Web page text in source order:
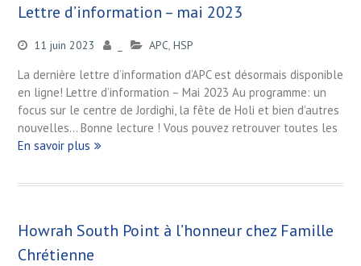
Lettre d’information – mai 2023
11 juin 2023 APC, HSP
La dernière lettre d’information d’APC est désormais disponible
en ligne! Lettre d’information – Mai 2023 Au programme: un
focus sur le centre de Jordighi, la fête de Holi et bien d’autres
nouvelles… Bonne lecture ! Vous pouvez retrouver toutes les
En savoir plus
Howrah South Point à l’honneur chez Famille
Chrétienne